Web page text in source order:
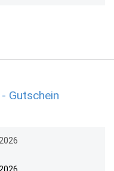
Gutschein